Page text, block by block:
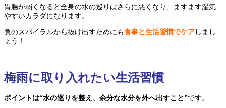
胃腸が弱くなると全身の水の巡りはさらに悪くなり、ますます湿気
やすいカラダになります。
負のスパイラルから抜け出すためにも食事と生活習慣でケア しまし
ょう！
梅雨に取り入れたい生活習慣
ポイントは“水の巡りを整え、余分な水分を外へ出すこと”です。